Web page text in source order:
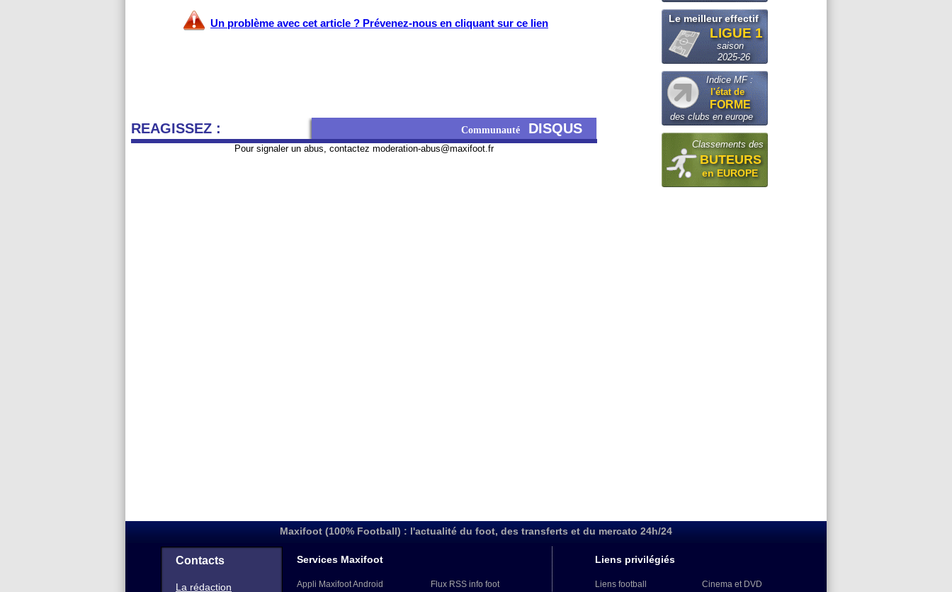
Un problème avec cet article ? Prévenez-nous en cliquant sur ce lien
REAGISSEZ : Communauté DISQUS
Pour signaler un abus, contactez moderation-abus@maxifoot.fr
Le meilleur effectif
LIGUE 1
saison
2025-26
Indice MF :
l'état de
FORME
des clubs en europe
Classements des
BUTEURS
en EUROPE
Maxifoot (100% Football) : l'actualité du foot, des transferts et du mercato 24h/24
Contacts
La rédaction
Services Maxifoot
Appli Maxifoot Android Flux RSS info foot
Liens privilégiés
Liens football Cinema et DVD